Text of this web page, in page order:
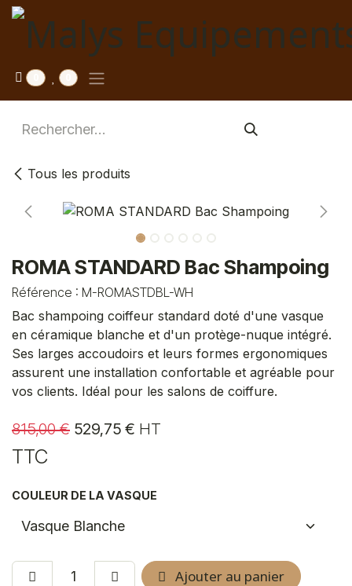
Se rendre au contenu
Tous les produits
ROMA STANDARD Bac Shampoing
Référence : M-ROMASTDBL-WH
Bac shampoing coiffeur standard doté d'une vasque
en céramique blanche et d'un protège-nuque intégré.
Ses larges accoudoirs et leurs formes ergonomiques
assurent une installation confortable et agréable pour
vos clients. Idéal pour les salons de coiffure.
815,00€ 529,75 € HT
TTC
COULEUR DE LA VASQUE
Ajouter au panier